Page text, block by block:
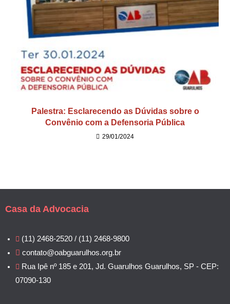
Palestra: Esclarecendo as Dúvidas sobre o
Convênio com a Defensoria Pública
29/01/2024
Casa da Advocacia
(11) 2468-2520 / (11) 2468-9800
contato@oabguarulhos.org.br
Rua Ipê nº 185 e 201, Jd. Guarulhos Guarulhos, SP - CEP:
07090-130